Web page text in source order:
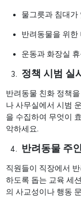
물그릇과 침대가
반려동물을 위한
운동과 화장실
정책 시범 실
반려동물 친화 정책
나 사무실에서 시범
을 수집하여 무엇이
악하세요.
반려동물 주
직원들이 직장에서
하도록 돕는 교육 세
의 사교성이나 행동